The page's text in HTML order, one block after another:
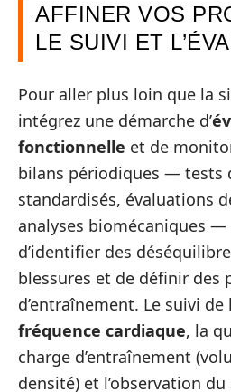
AFFINER VOS
LE SUIVI ET
Pour aller plus loin que la
intégrez une démarche d’
fonctionnelle et de
bilans périodiques — tests
standardisés, évaluations
analyses biomécaniques
d’identifier des
blessures et de définir des
d’entraînement. Le suivi de
fréquence cardiaque, la
charge d’entraînement
densité) et l’observation